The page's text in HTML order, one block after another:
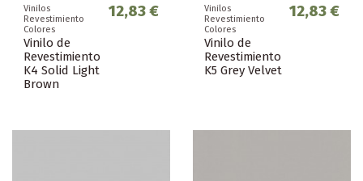
Vinilos
Revestimiento
Colores
Vinilo de
Revestimiento
K4 Solid Light
Brown
12,83 €
Vinilos
Revestimiento
Colores
Vinilo de
Revestimiento
K5 Grey Velvet
12,83 €